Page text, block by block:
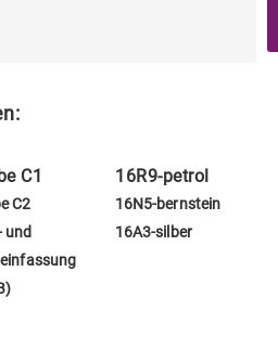
C1
C2
und
16R9-petrol
16N5-bernstein
16A3-silber